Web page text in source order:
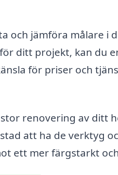
och jämföra målare i
ditt projekt, kan du
för priser och
renovering av ditt
att ha de verktyg
ett mer färgstarkt